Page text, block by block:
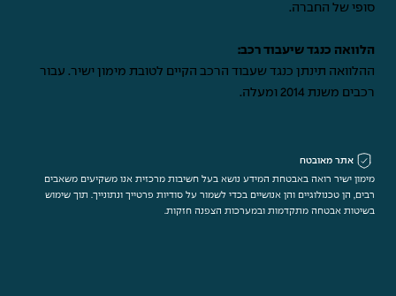
סופי של החברה.
הלוואה כנגד שיעבוד רכב:
ההלוואה תינתן כנגד שעבוד הרכב הקיים לטובת מימון ישיר. עבור
רכבים משנת 2014 ומעלה.
אתר מאובטח
מימון ישיר רואה באבטחת המידע נושא בעל חשיבות מרכזית אנו משקיעים משאבים
רבים, הן טכנולוגיים והן אנושיים בכדי לשמור על סודיות פרטייך ונתונייך. תוך שימוש
בשיטות אבטחה מתקדמות ובמערכות הצפנה חזקות.